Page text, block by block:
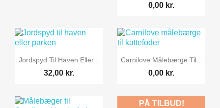
0,00 kr.
 Vis her
Jordspyd Til Haven Eller...
32,00 kr.
 Vis her
Carnilove Målebærge Til...
0,00 kr.
PÅ TILBUD!